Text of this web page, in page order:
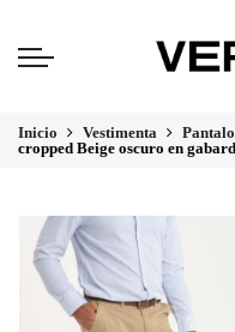
Inicio Vestimenta
cropped Beige oscuro en